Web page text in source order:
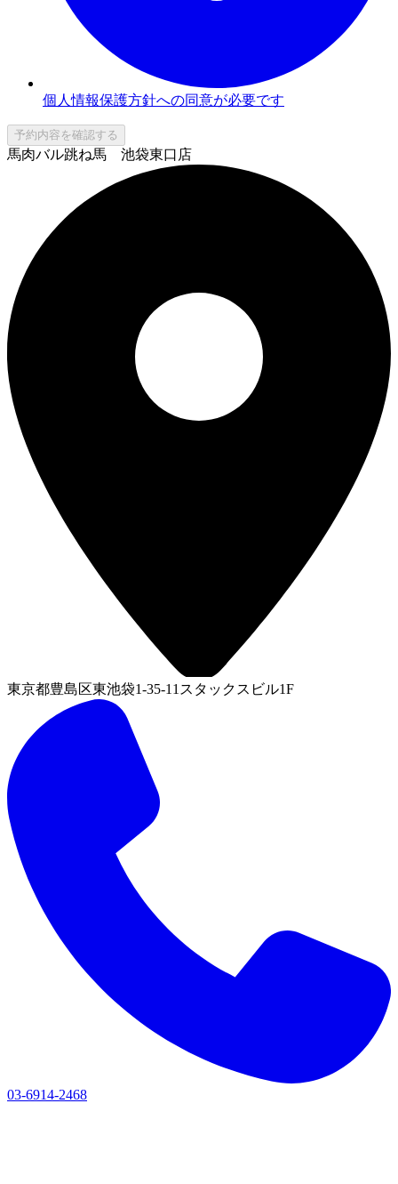
個人情報保護方針への同意が必要です
予約内容を確認する
馬肉バル跳ね馬 池袋東口店
東京都豊島区東池袋1-35-11スタックスビル1F
03-6914-2468